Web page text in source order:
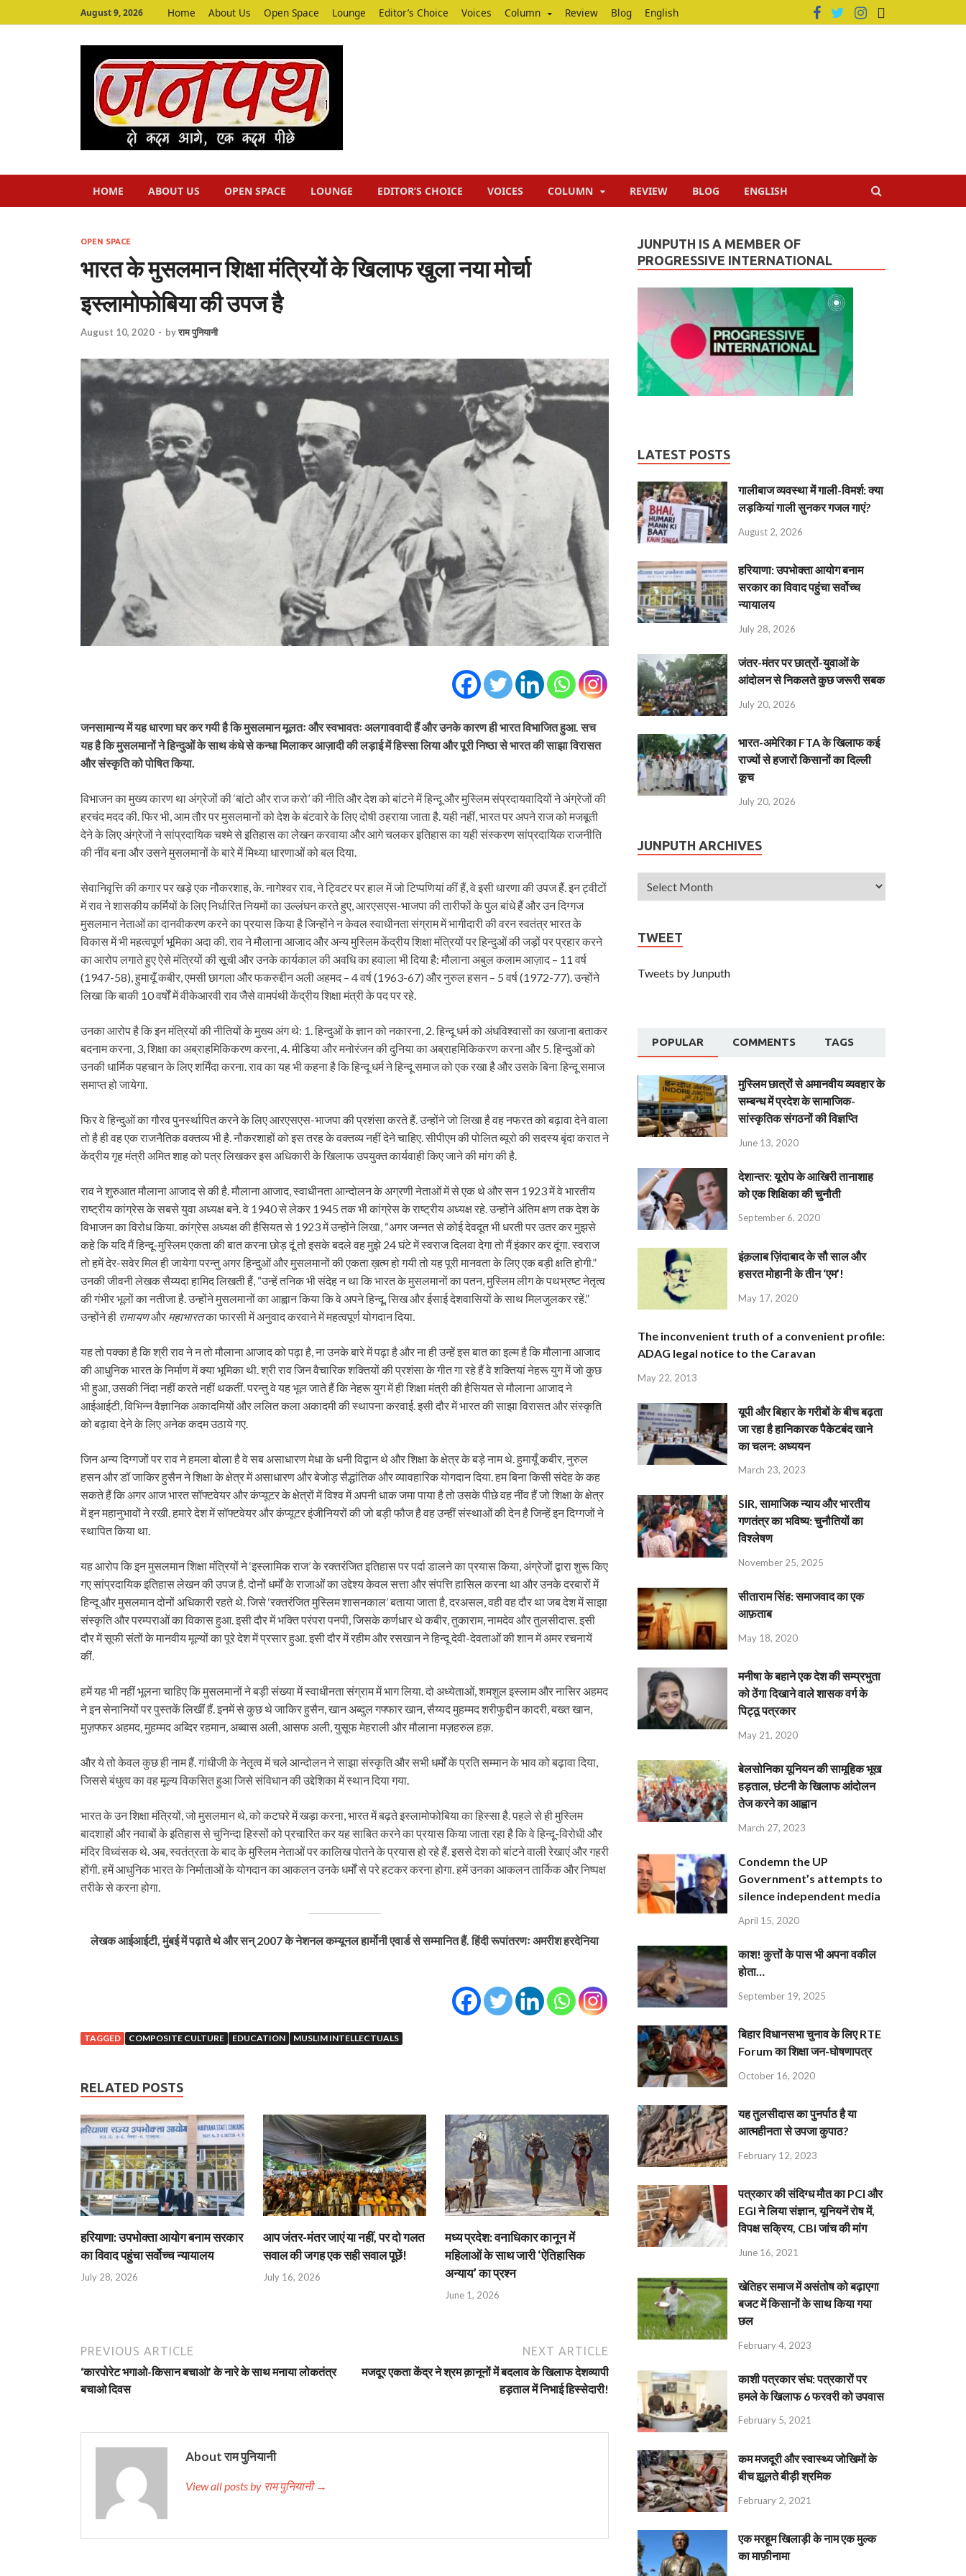
August 9, 2026 Home About Us Open Space Lounge Editor’s Choice Voices Column Review Blog English
HOME ABOUT US OPEN SPACE LOUNGE EDITOR’S CHOICE VOICES COLUMN REVIEW BLOG ENGLISH
OPEN SPACE
भारत के मुसलमान शिक्षा मंत्रियों के खिलाफ खुला नया मोर्चा
इस्लामोफोबिया की उपज है
August 10, 2020 - byराम पुनियानी
जनसामान्य में यह धारणा घर कर गयी है कि मुसलमान मूलतः और स्वभावतः अलगाववादी हैं और उनके कारण ही भारत विभाजित हुआ. सच
यह है कि मुसलमानों ने हिन्दुओं के साथ कंधे से कन्धा मिलाकर आज़ादी की लड़ाई में हिस्सा लिया और पूरी निष्ठा से भारत की साझा विरासत
और संस्कृति को पोषित किया.
विभाजन का मुख्य कारण था अंग्रेजों की ‘बांटो और राज करो’ की नीति और देश को बांटने में हिन्दू और मुस्लिम संप्रदायवादियों ने अंग्रेजों की
हरचंद मदद की. फिर भी, आम तौर पर मुसलमानों को देश के बंटवारे के लिए दोषी ठहराया जाता है. यही नहीं, भारत पर अपने राज को मजबूती
देने के लिए अंग्रेजों ने सांप्रदायिक चश्मे से इतिहास का लेखन करवाया और आगे चलकर इतिहास का यही संस्करण सांप्रदायिक राजनीति
की नींव बना और उसने मुसलमानों के बारे में मिथ्या धारणाओं को बल दिया.
सेवानिवृत्ति की कगार पर खड़े एक नौकरशाह, के. नागेश्वर राव, ने ट्विटर पर हाल में जो टिप्पणियां कीं हैं, वे इसी धारणा की उपज हैं. इन ट्वीटों
में राव ने शासकीय कर्मियों के लिए निर्धारित नियमों का उल्लंघन करते हुए, आरएसएस-भाजपा की तारीफों के पुल बांधे हैं और उन दिग्गज
मुसलमान नेताओं का दानवीकरण करने का प्रयास किया है जिन्होंने न केवल स्वाधीनता संग्राम में भागीदारी की वरन स्वतंत्र भारत के
विकास में भी महत्वपूर्ण भूमिका अदा की. राव ने मौलाना आजाद और अन्य मुस्लिम केंद्रीय शिक्षा मंत्रियों पर हिन्दुओं की जड़ों पर प्रहार करने
का आरोप लगाते हुए ऐसे मंत्रियों की सूची और उनके कार्यकाल की अवधि का हवाला भी दिया है: मौलाना अबुल कलाम आज़ाद – 11 वर्ष
(1947-58), हुमायूँ कबीर, एमसी छागला और फकरुद्दीन अली अहमद – 4 वर्ष (1963-67) और नुरुल हसन – 5 वर्ष (1972-77). उन्होंने
लिखा कि बाकी 10 वर्षों में वीकेआरवी राव जैसे वामपंथी केंद्रीय शिक्षा मंत्री के पद पर रहे.
उनका आरोप है कि इन मंत्रियों की नीतियों के मुख्य अंग थे: 1. हिन्दुओं के ज्ञान को नकारना, 2. हिन्दू धर्म को अंधविश्वासों का खजाना बताकर
बदनाम करना, 3, शिक्षा का अब्राहमिकिकरण करना, 4. मीडिया और मनोरंजन की दुनिया का अब्राहमिकिकरण करना और 5. हिन्दुओं को
उनकी धार्मिक पहचान के लिए शर्मिंदा करना. राव का यह भी कहना है कि हिन्दू धर्म ने हिन्दू समाज को एक रखा है और उसके बिना हिन्दू समाज
समाप्त हो जायेगा.
फिर वे हिन्दुओं का गौरव पुनर्स्थापित करने के लिए आरएसएस-भाजपा की प्रशंसा करते हैं. उन्होंने जो लिखा है वह नफरत को बढ़ावा देने वाला
तो है ही वह एक राजनैतिक वक्तव्य भी है. नौकरशाहों को इस तरह के वक्तव्य नहीं देने चाहिए. सीपीएम की पोलित ब्यूरो की सदस्य बृंदा करात ने
केंद्रीय गृह मंत्री अमित शाह को पत्र लिखकर इस अधिकारी के खिलाफ उपयुक्त कार्यवाही किए जाने की मांग की है.
राव ने शुरुआत मौलाना आजाद से की है. मौलाना आजाद, स्वाधीनता आन्दोलन के अग्रणी नेताओं में से एक थे और सन 1923 में वे भारतीय
राष्ट्रीय कांग्रेस के सबसे युवा अध्यक्ष बने. वे 1940 से लेकर 1945 तक भी कांग्रेस के राष्ट्रीय अध्यक्ष रहे. उन्होंने अंतिम क्षण तक देश के
विभाजन का विरोध किया. कांग्रेस अध्यक्ष की हैसियत से 1923 में उन्होंने लिखा, “अगर जन्नत से कोई देवदूत भी धरती पर उतर कर मुझसे
कहे कि यदि मैं हिन्दू-मुस्लिम एकता की बात करना छोड़ दूं तो इसके बदले वह मुझे 24 घंटे में स्वराज दिलवा देगा तो मैं इंकार कर दूंगा. स्वराज
तो हमें देर-सवेर मिल ही जायेगा परन्तु अगर हिन्दुओं और मुसलमानों की एकता ख़त्म हो गयी तो यह पूरी मानवता के लिए एक बड़ी क्षति होगी.”
उनकी जीवनी लेखक सैय्यदा हामिद लिखती हैं, “उन्हें तनिक भी संदेह न था कि भारत के मुसलमानों का पतन, मुस्लिम लीग के पथभ्रष्ट नेतृत्व
की गंभीर भूलों का नतीजा है. उन्होंने मुसलमानों का आह्वान किया कि वे अपने हिन्दू, सिख और ईसाई देशवासियों के साथ मिलजुलकर रहें.”
उन्होंने ही रामायणऔर महाभारतका फारसी में अनुवाद करवाने में महत्वपूर्ण योगदान दिया.
यह तो पक्का है कि श्री राव ने न तो मौलाना आजाद को पढ़ा है, ना उनके बारे में पढ़ा है और ना ही उन्हें इस बात का इल्म है कि मौलाना आजाद
की आधुनिक भारत के निर्माण में क्या भूमिका थी. श्री राव जिन वैचारिक शक्तियों की प्रशंसा के गीत गा रहे हैं वे शक्तियां नेहरू युग में जो कुछ
भी हुआ, उसकी निंदा नहीं करते नहीं थकतीं. परन्तु वे यह भूल जाते हैं कि नेहरू युग में ही शिक्षा मंत्री की हैसियत से मौलाना आजाद ने
आईआईटी, विभिन्न वैज्ञानिक अकादमियों और ललित कला अकादमी की स्थापना करवाई. इसी दौर में भारत की साझा विरासत और संस्कृति
को बढ़ावा देने के लिए अनेक कदम उठाये गए.
जिन अन्य दिग्गजों पर राव ने हमला बोला है वे सब असाधारण मेधा के धनी विद्वान थे और शिक्षा के क्षेत्र के बड़े नाम थे. हुमायूँ कबीर, नुरुल
हसन और डॉ जाकिर हुसैन ने शिक्षा के क्षेत्र में असाधारण और बेजोड़ सैद्धांतिक और व्यावहारिक योगदान दिया. हम बिना किसी संदेह के कह
सकते हैं कि अगर आज भारत सॉफ्टवेयर और कंप्यूटर के क्षेत्रों में विश्व में अपनी धाक जमा पाया है तो उसके पीछे वह नींव हैं जो शिक्षा के क्षेत्र
में इन महानुभावों ने रखी. हमारे देश में सॉफ्टवेयर और कंप्यूटर इंजीनियरों की जो बड़ी फौज है वह उन्हीं संस्थाओं की देन है जिन्हें इन दिग्गजों ने
स्थापित किया था.
यह आरोप कि इन मुसलमान शिक्षा मंत्रियों ने ‘इस्लामिक राज’ के रक्तरंजित इतिहास पर पर्दा डालने का प्रयास किया, अंग्रेजों द्वारा शुरू किए
गए सांप्रदायिक इतिहास लेखन की उपज है. दोनों धर्मों के राजाओं का उद्देश्य केवल सत्ता और संपत्ति हासिल करना था और उनके दरबारों में
हिन्दू और मुसलमान दोनों अधिकारी रहते थे. जिसे ‘रक्तरंजित मुस्लिम शासनकाल’ बताया जाता है, दरअसल, वही वह दौर था जब देश में साझा
संस्कृति और परम्पराओं का विकास हुआ. इसी दौर में भक्ति परंपरा पनपी, जिसके कर्णधार थे कबीर, तुकाराम, नामदेव और तुलसीदास. इसी
दौर में सूफी संतों के मानवीय मूल्यों का पूरे देश में प्रसार हुआ. इसी दौर में रहीम और रसखान ने हिन्दू देवी-देवताओं की शान में अमर रचनायें
कीं.
हमें यह भी नहीं भूलना चाहिए कि मुसलमानों ने बड़ी संख्या में स्वाधीनता संग्राम में भाग लिया. दो अध्येताओं, शमशुल इस्लाम और नासिर अहमद
ने इन सेनानियों पर पुस्तकें लिखीं हैं. इनमें से कुछ थे जाकिर हुसैन, खान अब्दुल गफ्फार खान, सैय्यद मुहम्मद शरीफुद्दीन कादरी, बख्त खान,
मुज़फ्फर अहमद, मुहम्मद अब्दिर रहमान, अब्बास अली, आसफ अली, युसूफ मेहराली और मौलाना मज़हरुल हक़.
और ये तो केवल कुछ ही नाम हैं. गांधीजी के नेतृत्व में चले आन्दोलन ने साझा संस्कृति और सभी धर्मों के प्रति सम्मान के भाव को बढ़ावा दिया,
जिससे बंधुत्व का वह मूल्य विकसित हुआ जिसे संविधान की उद्देशिका में स्थान दिया गया.
भारत के उन शिक्षा मंत्रियों, जो मुसलमान थे, को कटघरे में खड़ा करना, भारत में बढ़ते इस्लामोफोबिया का हिस्सा है. पहले से ही मुस्लिम
बादशाहों और नवाबों के इतिहास से चुनिन्दा हिस्सों को प्रचारित कर यह साबित करने का प्रयास किया जाता रहा है कि वे हिन्दू-विरोधी और
मंदिर विध्वंसक थे. अब, स्वतंत्रता के बाद के मुस्लिम नेताओं पर कालिख पोतने के प्रयास हो रहे हैं. इससे देश को बांटने वाली रेखाएं और गहरी
होंगी. हमें आधुनिक भारत के निर्माताओं के योगदान का आकलन उनके धर्मों से परे हटकर करना होगा. हमें उनका आकलन तार्किक और निष्पक्ष
तरीके से करना होगा.
लेखक आईआईटी, मुंबई में पढ़ाते थे और सन् 2007 के नेशनल कम्यूनल हार्मोनी एवार्ड से सम्मानित हैं. हिंदी रूपांतरणः अमरीश हरदेनिया
TAGGED COMPOSITE CULTURE EDUCATION MUSLIM INTELLECTUALS
RELATED POSTS
हरियाणा: उपभोक्ता आयोग बनाम सरकार
का विवाद पहुंचा सर्वोच्च न्यायालय
July 28, 2026
आप जंतर-मंतर जाएं या नहीं, पर दो गलत
सवाल की जगह एक सही सवाल पूछें!
July 16, 2026
मध्य प्रदेश: वनाधिकार कानून में
महिलाओं के साथ जारी ‘ऐतिहासिक
अन्याय’ का प्रश्न
June 1, 2026
PREVIOUS ARTICLE
‘कारपोरेट भगाओ-किसान बचाओ’ के नारे के साथ मनाया लोकतंत्र
बचाओ दिवस
NEXT ARTICLE
मजदूर एकता केंद्र ने श्रम क़ानूनों में बदलाव के खिलाफ देशव्यापी
हड़ताल में निभाई हिस्सेदारी!
About राम पुनियानी
View all posts by राम पुनियानी →
JUNPUTH IS A MEMBER OF
PROGRESSIVE INTERNATIONAL
LATEST POSTS
गालीबाज व्‍यवस्‍था में गाली-विमर्श: क्या
लड़कियां गाली सुनकर गजल गाएं?
August 2, 2026
हरियाणा: उपभोक्ता आयोग बनाम
सरकार का विवाद पहुंचा सर्वोच्च
न्यायालय
July 28, 2026
जंतर-मंतर पर छात्रों-युवाओं के
आंदोलन से निकलते कुछ जरूरी सबक
July 20, 2026
भारत-अमेरिका FTA के खिलाफ कई
राज्यों से हजारों किसानों का दिल्ली
कूच
July 20, 2026
JUNPUTH ARCHIVES
TWEET
Tweets by Junputh
POPULAR COMMENTS TAGS
मुस्लिम छात्रों से अमानवीय व्यवहार के
सम्बन्ध में प्रदेश के सामाजिक-
सांस्कृतिक संगठनों की विज्ञप्ति
June 13, 2020
देशान्‍तर: यूरोप के आखिरी तानाशाह
को एक शिक्षिका की चुनौती
September 6, 2020
इंक़लाब ज़िंदाबाद के सौ साल और
हसरत मोहानी के तीन ‘एम’!
May 17, 2020
The inconvenient truth of a convenient profile:
ADAG legal notice to the Caravan
May 22, 2013
यूपी और बिहार के गरीबों के बीच बढ़ता
जा रहा है हानिकारक पैकेटबंद खाने
का चलन: अध्ययन
March 23, 2023
SIR, सामाजिक न्याय और भारतीय
गणतंत्र का भविष्य: चुनौतियों का
विश्लेषण
November 25, 2025
सीताराम सिंह: समाजवाद का एक
आफ़ताब
May 18, 2020
मनीषा के बहाने एक देश की सम्प्रभुता
को ठेंगा दिखाने वाले शासक वर्ग के
पिट्ठू पत्रकार
May 21, 2020
बेलसोनिका यूनियन की सामूहिक भूख
हड़ताल, छंटनी के खिलाफ आंदोलन
तेज करने का आह्वान
March 27, 2023
Condemn the UP
Government’s attempts to
silence independent media
April 15, 2020
काश! कुत्तों के पास भी अपना वकील
होता…
September 19, 2025
बिहार विधानसभा चुनाव के लिए RTE
Forum का शिक्षा जन-घोषणापत्र
October 16, 2020
यह तुलसीदास का पुनर्पाठ है या
आत्महीनता से उपजा कुपाठ?
February 12, 2023
पत्रकार की संदिग्ध मौत का PCI और
EGI ने लिया संज्ञान, यूनियनें रोष में,
विपक्ष सक्रिय, CBI जांच की मांग
June 16, 2021
खेतिहर समाज में असंतोष को बढ़ाएगा
बजट में किसानों के साथ किया गया
छल
February 4, 2023
काशी पत्रकार संघ: पत्रकारों पर
हमले के खिलाफ 6 फरवरी को उपवास
February 5, 2021
कम मजदूरी और स्वास्थ्य जोखिमों के
बीच झूलते बीड़ी श्रमिक
February 2, 2021
एक मरहूम खिलाड़ी के नाम एक मुल्क
का माफ़ीनामा